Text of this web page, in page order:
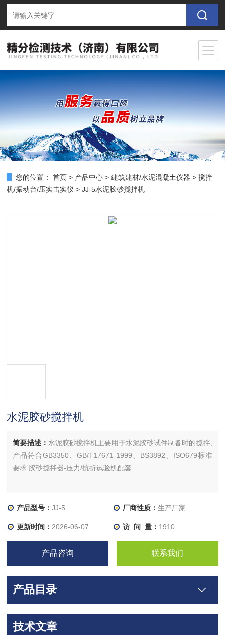
您的位置： 首页 > 产品中心 >建筑建材/水泥混凝土仪器 >搅拌
机/振动台/压实击实仪 > JJ-5水泥胶砂搅拌机
水泥胶砂搅拌机
简要描述： 水泥胶砂搅拌机主要用于水泥胶砂试件制备时的搅拌;
产品符合GB3350、GB/T17671-1999、BS3892、ISO679标准
要求 胶砂搅拌器-压力/抗折试验机配套
产品型号：JJ-5 厂商性质： 生产厂家
更新时间： 2026-06-07 访 问 量： 1910
产品咨询 联系我们
产品目录
技术文章